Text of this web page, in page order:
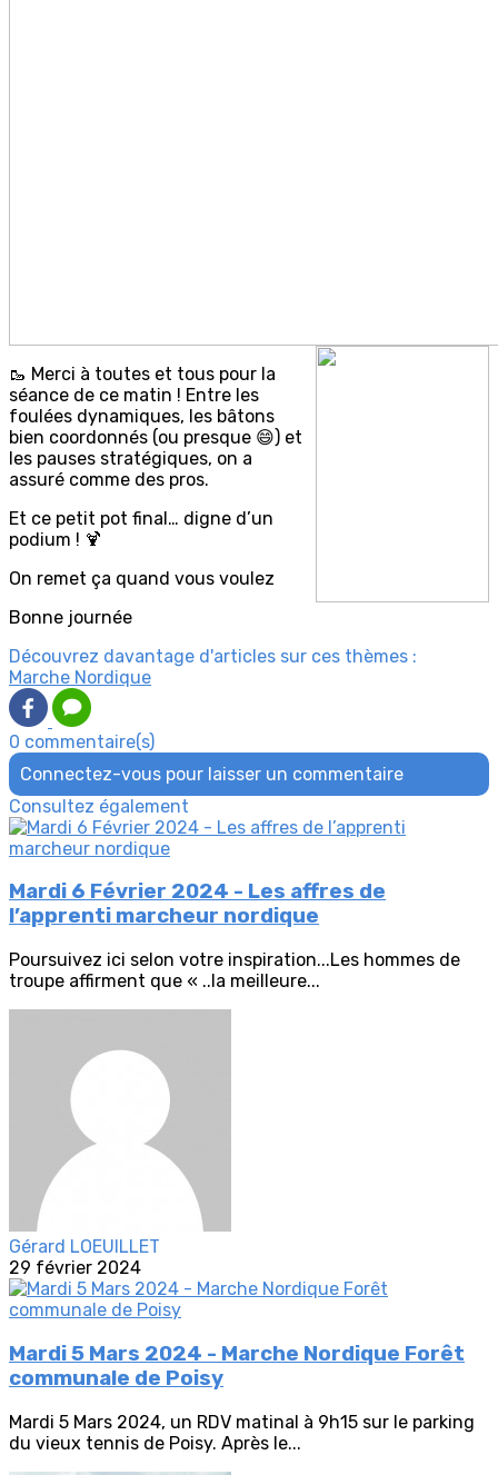
🥾 Merci à toutes et tous pour la
séance de ce matin ! Entre les
foulées dynamiques, les bâtons
bien coordonnés (ou presque 😄) et
les pauses stratégiques, on a
assuré comme des pros.
Et ce petit pot final… digne d’un
podium ! 🍹
On remet ça quand vous voulez
Bonne journée
Découvrez davantage d'articles sur ces thèmes :
Marche Nordique
0 commentaire(s)
Connectez-vous pour laisser un commentaire
Consultez également
Mardi 6 Février 2024 - Les affres de
l’apprenti marcheur nordique
Poursuivez ici selon votre inspiration...Les hommes de
troupe affirment que « ..la meilleure...
Gérard LOEUILLET
29 février 2024
Mardi 5 Mars 2024 - Marche Nordique Forêt
communale de Poisy
Mardi 5 Mars 2024, un RDV matinal à 9h15 sur le parking
du vieux tennis de Poisy. Après le...